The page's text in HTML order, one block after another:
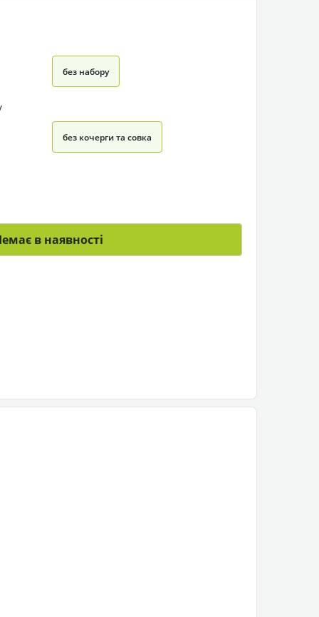
без набору
без кочерги та совка
в наявності